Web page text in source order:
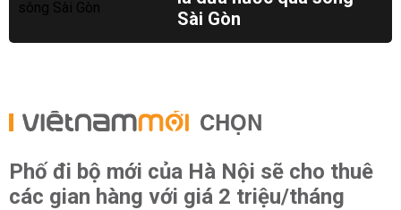
Sài Gòn
CHỌN
Phố đi bộ mới của Hà Nội sẽ cho thuê
các gian hàng với giá 2 triệu/tháng